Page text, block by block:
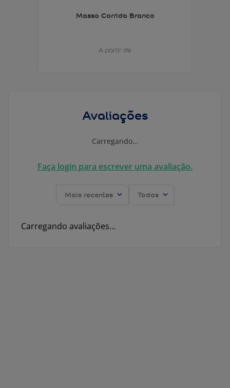
Massa Corrida Branco
A partir de
Avaliações
Carregando…
Faça login para escrever uma avaliação.
Mais recentes Todos
Carregando avaliações…